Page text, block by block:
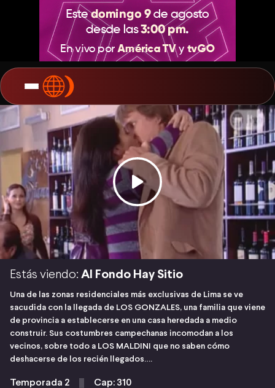
Estás viendo: Al Fondo Hay Sitio
Una de las zonas residenciales más exclusivas de Lima se ve
sacudida con la llegada de LOS GONZALES, una familia que viene
de provincia a establecerse en una casa heredada a medio
construir. Sus costumbres campechanas incomodan a los
vecinos, sobre todo a LOS MALDINI que no saben cómo
deshacerse de los recién llegados….
Temporada 2 Cap: 310